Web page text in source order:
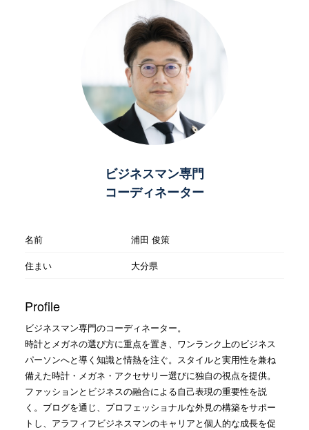
ビジネスマン専門
コーディネーター
名前
浦田 俊策
住まい
大分県
Profile
ビジネスマン専門のコーディネーター。
時計とメガネの選び方に重点を置き、ワンランク上のビジネス
パーソンへと導く知識と情熱を注ぐ。スタイルと実用性を兼ね
備えた時計・メガネ・アクセサリー選びに独自の視点を提供。
ファッションとビジネスの融合による自己表現の重要性を説
く。ブログを通じ、プロフェッショナルな外見の構築をサポー
トし、アラフィフビジネスマンのキャリアと個人的な成長を促